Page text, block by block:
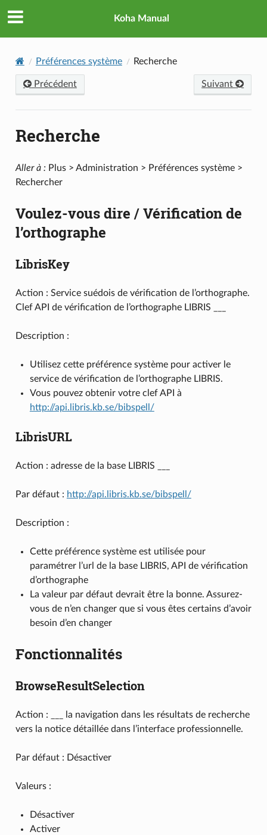
Koha Manual
Préférences système Recherche
Précédent Suivant
Recherche
Aller à :Plus > Administration > Préférences système >
Rechercher
Voulez-vous dire / Vérification de
l’orthographe
LibrisKey
Action : Service suédois de vérification de l’orthographe.
Clef API de vérification de l’orthographe LIBRIS ___
Description :
Utilisez cette préférence système pour activer le
service de vérification de l’orthographe LIBRIS.
Vous pouvez obtenir votre clef API à
http://api.libris.kb.se/bibspell/
LibrisURL
Action : adresse de la base LIBRIS ___
Par défaut : http://api.libris.kb.se/bibspell/
Description :
Cette préférence système est utilisée pour
paramétrer l’url de la base LIBRIS, API de vérification
d’orthographe
La valeur par défaut devrait être la bonne. Assurez-
vous de n’en changer que si vous êtes certains d’avoir
besoin d’en changer
Fonctionnalités
BrowseResultSelection
Action : ___ la navigation dans les résultats de recherche
vers la notice détaillée dans l’interface professionnelle.
Par défaut : Désactiver
Valeurs :
Désactiver
Activer